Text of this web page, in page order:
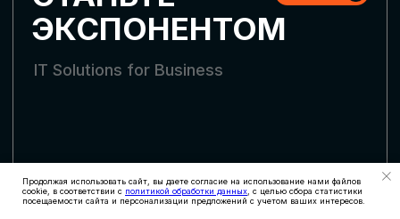
Продолжая использовать сайт, вы даете согласие на использование нами файлов
cookie, в соответствии с политикой обработки данных , с целью сбора статистики
посещаемости сайта и персонализации предложений с учетом ваших интересов.